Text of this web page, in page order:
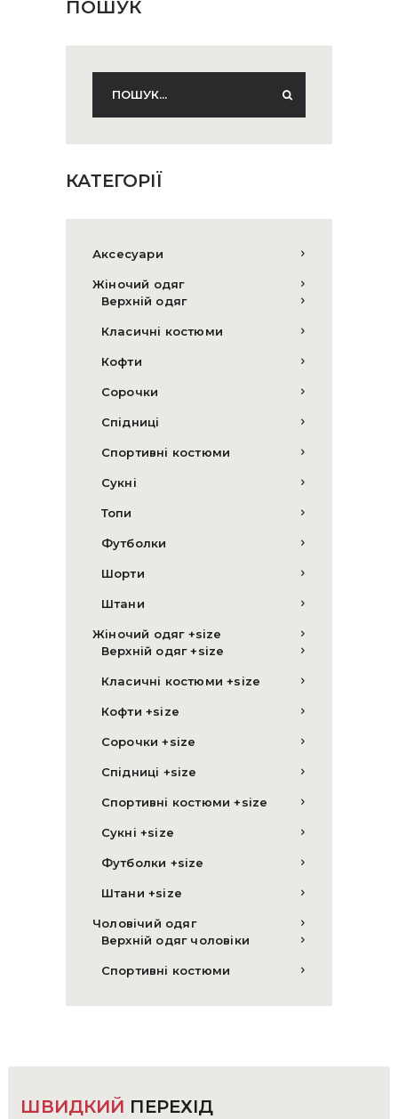
ПОШУК
КАТЕГОРІЇ
Аксесуари
Жіночий одяг
Верхній одяг
Класичні костюми
Кофти
Сорочки
Спідниці
Спортивні костюми
Сукні
Топи
Футболки
Шорти
Штани
Жіночий одяг +size
Верхній одяг +size
Класичні костюми +size
Кофти +size
Сорочки +size
Спідниці +size
Спортивні костюми +size
Сукні +size
Футболки +size
Штани +size
Чоловічий одяг
Верхній одяг чоловіки
Спортивні костюми
ШВИДКИЙ ПЕРЕХІД